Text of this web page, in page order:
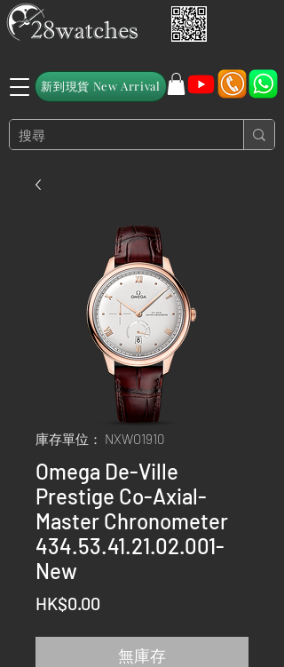
新到現貨 New Arrival
庫存單位： NXWO1910
Omega De-Ville
Prestige Co-Axial-
Master Chronometer
434.53.41.21.02.001-
New
HK$0.00
無庫存